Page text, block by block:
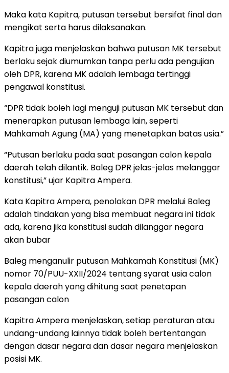
Maka kata Kapitra, putusan tersebut bersifat final dan
mengikat serta harus dilaksanakan.
Kapitra juga menjelaskan bahwa putusan MK tersebut
berlaku sejak diumumkan tanpa perlu ada pengujian
oleh DPR, karena MK adalah lembaga tertinggi
pengawal konstitusi.
“DPR tidak boleh lagi menguji putusan MK tersebut dan
menerapkan putusan lembaga lain, seperti
Mahkamah Agung (MA) yang menetapkan batas usia.”
“Putusan berlaku pada saat pasangan calon kepala
daerah telah dilantik. Baleg DPR jelas-jelas melanggar
konstitusi,” ujar Kapitra Ampera.
Kata Kapitra Ampera, penolakan DPR melalui Baleg
adalah tindakan yang bisa membuat negara ini tidak
ada, karena jika konstitusi sudah dilanggar negara
akan bubar
Baleg menganulir putusan Mahkamah Konstitusi (MK)
nomor 70/PUU-XXII/2024 tentang syarat usia calon
kepala daerah yang dihitung saat penetapan
pasangan calon
Kapitra Ampera menjelaskan, setiap peraturan atau
undang-undang lainnya tidak boleh bertentangan
dengan dasar negara dan dasar negara menjelaskan
posisi MK.